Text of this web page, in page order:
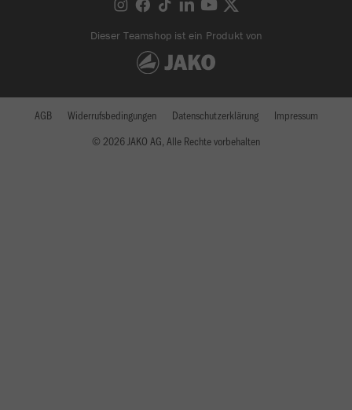
Dieser Teamshop ist ein Produkt von
© 2026 JAKO AG, Alle Rechte vorbehalten
AGB Widerrufsbedingungen Datenschutzerklärung Impressum